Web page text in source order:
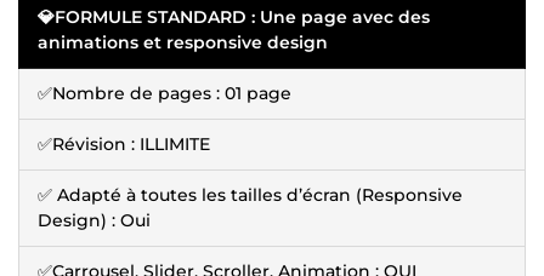
💎FORMULE STANDARD : Une page avec des
animations et responsive design
✅Nombre de pages : 01 page
✅Révision : ILLIMITE
✅ Adapté à toutes les tailles d’écran (Responsive
Design) : Oui
✅Carrousel, Slider, Scroller, Animation : OUI